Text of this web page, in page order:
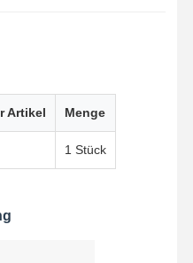
Artikel Menge
1 Stück